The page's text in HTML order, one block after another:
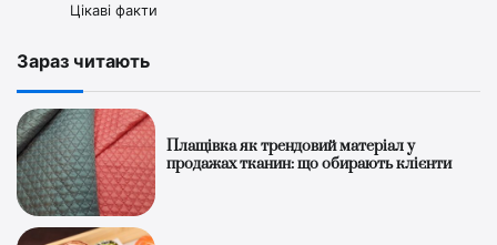
Цікаві факти
Зараз читають
Плащівка як трендовий матеріал у
продажах тканин: що обирають клієнти